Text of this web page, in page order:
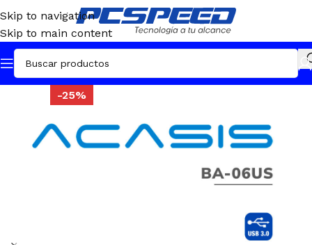
Skip to navigation
Skip to main content
-25%